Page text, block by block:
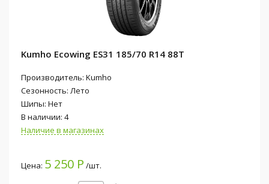
Kumho Ecowing ES31 185/70 R14 88T
Производитель: Kumho
Сезонность: Лето
Шипы: Нет
В наличии: 4
Наличие в магазинах
Цена: 5 250 Р /шт.